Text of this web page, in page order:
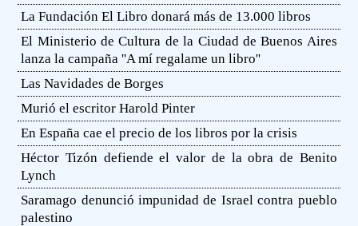
La Fundación El Libro donará más de 13.000 libros
El Ministerio de Cultura de la Ciudad de Buenos Aires
lanza la campaña ''A mí regalame un libro''
Las Navidades de Borges
Murió el escritor Harold Pinter
En España cae el precio de los libros por la crisis
Héctor Tizón defiende el valor de la obra de Benito
Lynch
Saramago denunció impunidad de Israel contra pueblo
palestino